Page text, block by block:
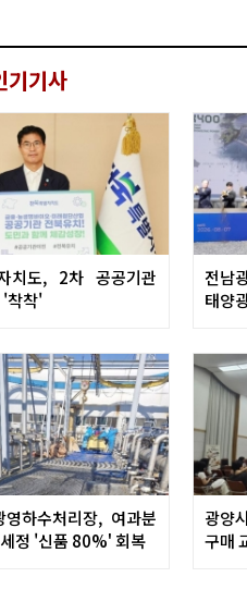
기기사
치도, 2차 공공기관
'착착'
전남
태양
하수처리장, 여과분
정 '신품 80%' 회복
광양
구매